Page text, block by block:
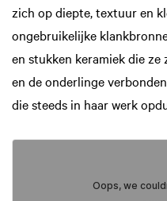
zich op diepte, textuur en
ongebruikelijke
en stukken keramiek die
en de onderlinge
die steeds in haar werk